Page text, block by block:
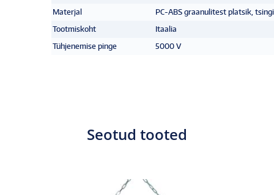
Materjal
PC-ABS graanulitest platsik,
Tootmiskoht
Itaalia
Tühjenemise pinge
5000 V
Seotud tooted